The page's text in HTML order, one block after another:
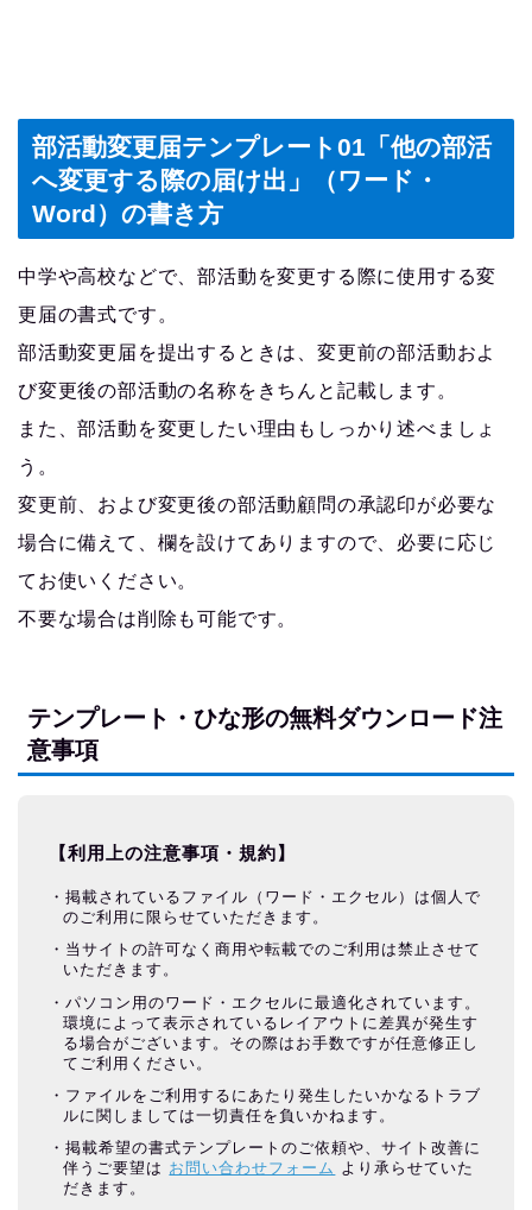
部活動変更届テンプレート01「他の部活
へ変更する際の届け出」（ワード・
Word）の書き方
中学や高校などで、部活動を変更する際に使用する変
更届の書式です。
部活動変更届を提出するときは、変更前の部活動およ
び変更後の部活動の名称をきちんと記載します。
また、部活動を変更したい理由もしっかり述べましょ
う。
変更前、および変更後の部活動顧問の承認印が必要な
場合に備えて、欄を設けてありますので、必要に応じ
てお使いください。
不要な場合は削除も可能です。
テンプレート・ひな形の無料ダウンロード注
意事項
【利用上の注意事項・規約】
掲載されているファイル（ワード・エクセル）は個人で
のご利用に限らせていただきます。
当サイトの許可なく商用や転載でのご利用は禁止させて
いただきます。
パソコン用のワード・エクセルに最適化されています。
環境によって表示されているレイアウトに差異が発生す
る場合がございます。その際はお手数ですが任意修正し
てご利用ください。
ファイルをご利用するにあたり発生したいかなるトラブ
ルに関しましては一切責任を負いかねます。
掲載希望の書式テンプレートのご依頼や、サイト改善に
伴うご要望は お問い合わせフォーム より承らせていた
だきます。